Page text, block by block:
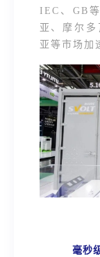
IEC、GB
亚、摩尔
亚等市场加
毫秒